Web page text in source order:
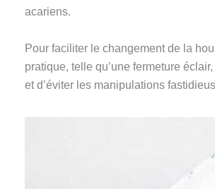
acariens.
Pour faciliter le changement de la
pratique, telle qu’une fermeture
et d’éviter les manipulations